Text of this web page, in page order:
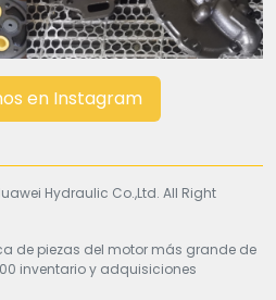
en Instagram
Hydraulic Co.,Ltd. All Right
de piezas del motor más grande de
inventario y adquisiciones